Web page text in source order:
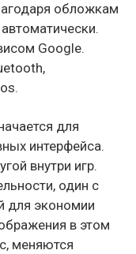
обложкам
Google.
для
интерфейса.
внутри игр.
один с
для экономии
в этом
меняются